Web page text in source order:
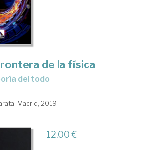
de la física
del todo
Madrid, 2019
12,00 €